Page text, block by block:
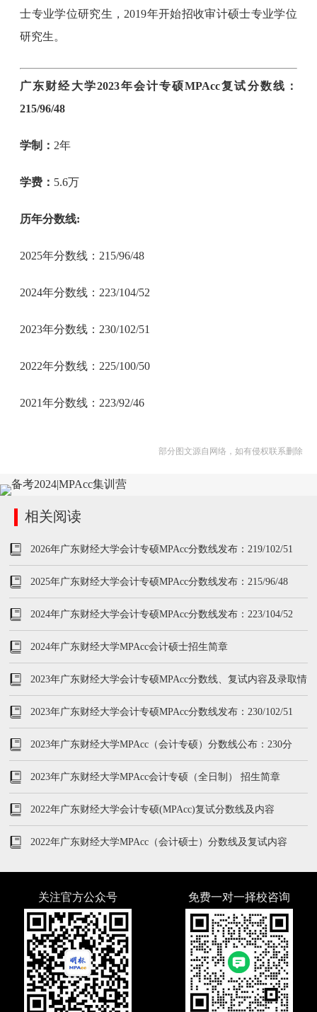
士专业学位研究生，2019年开始招收审计硕士专业学位
研究生。
广东财经大学2023年会计专硕MPAcc复试分数线：
215/96/48
学制： 2年
学费： 5.6万
历年分数线:
2025年分数线：215/96/48
2024年分数线：223/104/52
2023年分数线：230/102/51
2022年分数线：225/100/50
2021年分数线：223/92/46
部分图文源自网络，如有侵权联系删除
相关阅读
2026年广东财经大学会计专硕MPAcc分数线发布：219/102/51
2025年广东财经大学会计专硕MPAcc分数线发布：215/96/48
2024年广东财经大学会计专硕MPAcc分数线发布：223/104/52
2024年广东财经大学MPAcc会计硕士招生简章
2023年广东财经大学会计专硕MPAcc分数线、复试内容及录取情
况
2023年广东财经大学会计专硕MPAcc分数线发布：230/102/51
2023年广东财经大学MPAcc（会计专硕）分数线公布：230分
2023年广东财经大学MPAcc会计专硕（全日制） 招生简章
2022年广东财经大学会计专硕(MPAcc)复试分数线及内容
2022年广东财经大学MPAcc（会计硕士）分数线及复试内容
关注官方公众号 免费一对一择校咨询